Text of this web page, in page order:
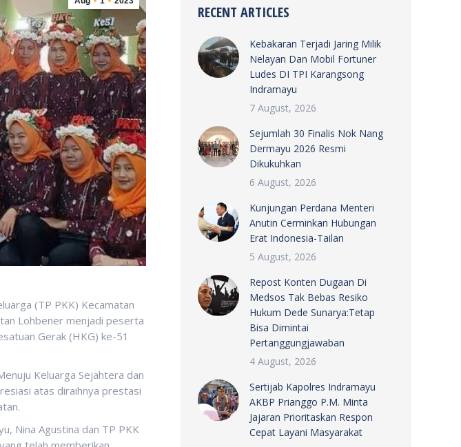
(TP PKK) Kecamatan
Lohbener menjadi peserta
Gerak (HKG) ke-51
Keluarga Sejahtera dan
atas diraihnya prestasi
Nina Agustina dan TP PKK
RECENT ARTICLES
Kebakaran Terjadi Jaring Milik
Nelayan Dan Mobil Fortuner
Ludes DI TPI Karangsong
Indramayu
7 August, 2026
Sejumlah 30 Finalis Nok Nang
Dermayu 2026 Resmi
Dikukuhkan
6 August, 2026
Kunjungan Perdana Menteri
Anutin Cerminkan Hubungan
Erat Indonesia-Tailan
5 August, 2026
Repost Konten Dugaan Di
Medsos Tak Bebas Resiko
Hukum Dede Sunarya:Tetap
Bisa Dimintai
Pertanggungjawaban
4 August, 2026
Sertijab Kapolres Indramayu
AKBP Prianggo P.M. Minta
Jajaran Prioritaskan Respon
Cepat Layani Masyarakat